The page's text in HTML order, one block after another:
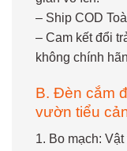
– Ship COD
– Cam kết đổi
không chính
B. Đèn cắm
vườn tiểu
1. Bo mạch: